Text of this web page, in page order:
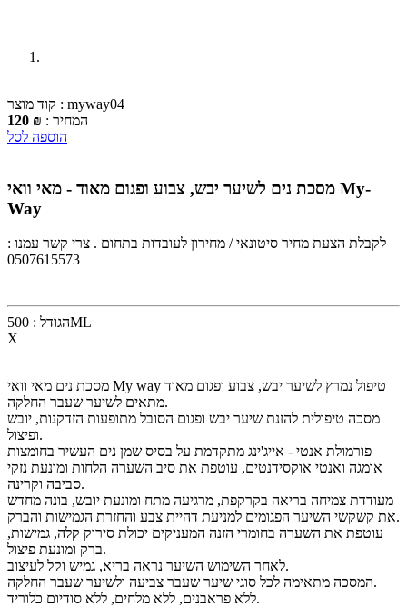
קוד מוצר : myway04
המחיר : ₪ 120
הוספה לסל
מסכת נים לשיער יבש, צבוע ופגום מאוד - מאי וואי My-
Way
לקבלת הצעת מחיר סיטונאי / מחירון לעובדות בתחום . צרי קשר עמנו :
0507615573
הגודל :500ML
X
מסכת נים מאי וואי My way טיפול נמרץ לשיער יבש, צבוע ופגום מאוד
מתאים לשיער שעבר החלקה.
מסכה טיפולית להזנת שיער יבש ופגום הסובל מתופעות הזדקנות, יובש
ופיצול.
פורמולת אנטי - אייג'ינג מתקדמת על בסיס שמן נים העשיר בחומצות
אומגה ואנטי אוקסידנטים, עוטפת את סיב השערה הלחות ומונעת נזקי
סביבה וקרינה.
מעודדת צמיחה בריאה בקרקפת, מרגיעה מתח ומונעת יובש, בונה מחדש
את קשקשי השיער הפגומים למניעת דהיית צבע והחזרת הגמישות והברק.
עוטפת את השערה בחומרי הזנה המעניקים יכולת סירוק קלה, גמישות,
ברק ומונעת פיצול.
לאחר השימוש השיער נראה בריא, גמיש וקל לעיצוב.
המסכה מתאימה לכל סוגי שיער שעבר צביעה ולשיער שעבר החלקה.
ללא פראבנים, ללא מלחים, ללא סודיום כלוריד.